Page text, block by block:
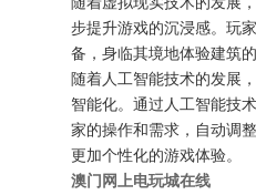
步提升游戏的沉浸感。玩
备，身临其境地体验建筑
随着人工智能技术的发展
智能化。通过人工智能技
家的操作和需求，自动调
更加个性化的游戏体验。
澳门网上电玩城在线